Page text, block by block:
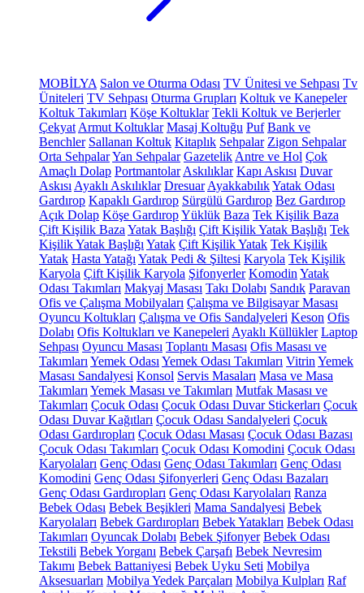
MOBİLYA Salon ve Oturma Odası TV Ünitesi ve Sehpası Tv
Üniteleri TV Sehpası Oturma Grupları Koltuk ve Kanepeler
Koltuk Takımları Köşe Koltuklar Tekli Koltuk ve Berjerler
Çekyat Armut Koltuklar Masaj Koltuğu Puf Bank ve
Benchler Sallanan Koltuk Kitaplık Sehpalar Zigon Sehpalar
Orta SehpalarYan Sehpalar Gazetelik Antre ve Hol Çok
Amaçlı Dolap Portmantolar Askılıklar Kapı Askısı Duvar
Askısı Ayaklı Askılıklar Dresuar AyakkabılıkYatak Odası
Gardırop Kapaklı Gardırop Sürgülü Gardırop Bez Gardırop
Açık Dolap Köşe GardıropYüklük Baza Tek Kişilik Baza
Çift Kişilik Baza Yatak Başlığı Çift Kişilik Yatak Başlığı Tek
Kişilik Yatak Başlığı Yatak Çift Kişilik Yatak Tek Kişilik
Yatak Hasta Yatağı Yatak Pedi & Şiltesi Karyola Tek Kişilik
Karyola Çift Kişilik Karyola Şifonyerler Komodin Yatak
Odası Takımları Makyaj Masası Takı Dolabı Sandık Paravan
Ofis ve Çalışma Mobilyaları Çalışma ve Bilgisayar Masası
Oyuncu Koltukları Çalışma ve Ofis Sandalyeleri Keson Ofis
Dolabı Ofis Koltukları ve Kanepeleri Ayaklı Küllükler Laptop
Sehpası Oyuncu Masası Toplantı Masası Ofis Masası ve
Takımları Yemek Odası Yemek Odası Takımları Vitrin Yemek
Masası Sandalyesi Konsol Servis Masaları Masa ve Masa
Takımları Yemek Masası ve Takımları Mutfak Masası ve
Takımları Çocuk Odası Çocuk Odası Duvar Stickerları Çocuk
Odası Duvar Kağıtları Çocuk Odası Sandalyeleri Çocuk
Odası Gardıropları Çocuk Odası Masası Çocuk Odası Bazası
Çocuk Odası Takımları Çocuk Odası Komodini Çocuk Odası
Karyolaları Genç Odası Genç Odası Takımları Genç Odası
Komodini Genç Odası Şifonyerleri Genç Odası Bazaları
Genç Odası Gardıropları Genç Odası Karyolaları Ranza
Bebek Odası Bebek Beşikleri Mama Sandalyesi Bebek
Karyolaları Bebek Gardıropları Bebek Yatakları Bebek Odası
Takımları Oyuncak Dolabı Bebek Şifonyer Bebek Odası
Tekstili Bebek Yorganı Bebek Çarşafı Bebek Nevresim
Takımı Bebek Battaniyesi Bebek Uyku Seti Mobilya
Aksesuarları Mobilya Yedek Parçaları Mobilya Kulpları Raf